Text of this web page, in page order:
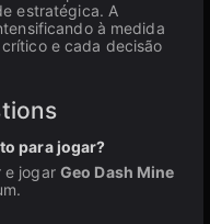
estratégica. A
à medida
e cada decisão
para jogar?
e jogar Geo Dash Mine